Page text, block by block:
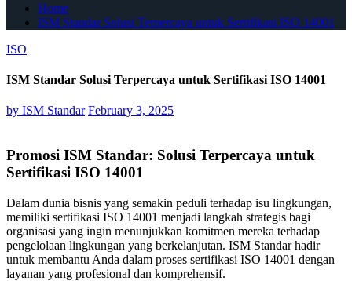
Home
ISM Standar Solusi Terpercaya untuk Sertifikasi ISO 14001
ISO
ISM Standar Solusi Terpercaya untuk Sertifikasi ISO 14001
by ISM Standar February 3, 2025
Promosi ISM Standar: Solusi Terpercaya untuk
Sertifikasi ISO 14001
Dalam dunia bisnis yang semakin peduli terhadap isu lingkungan,
memiliki sertifikasi ISO 14001 menjadi langkah strategis bagi
organisasi yang ingin menunjukkan komitmen mereka terhadap
pengelolaan lingkungan yang berkelanjutan. ISM Standar hadir
untuk membantu Anda dalam proses sertifikasi ISO 14001 dengan
layanan yang profesional dan komprehensif.